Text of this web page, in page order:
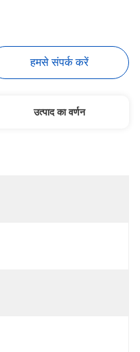
हमसे संपर्क करें
उत्पाद का वर्णन